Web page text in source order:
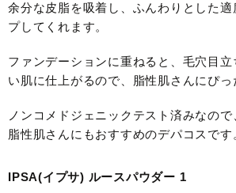
余分な皮脂を吸着し、ふんわりとした
プしてくれます。
ファンデーションに重ねると、毛穴目
い肌に仕上がるので、脂性肌さんにぴっ
ノンコメドジェニックテスト済みなの
脂性肌さんにもおすすめのデパコスです
IPSA(イプサ) ルースパウダー 1